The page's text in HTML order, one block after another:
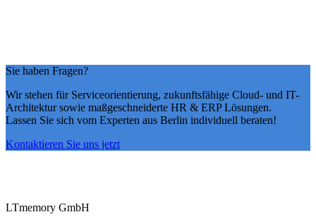
Sie haben Fragen?
Wir stehen für Serviceorientierung, zukunftsfähige Cloud- und IT-
Architektur sowie maßgeschneiderte HR & ERP Lösungen.
Lassen Sie sich vom Experten aus Berlin individuell beraten!
Kontaktieren Sie uns jetzt
LTmemory GmbH